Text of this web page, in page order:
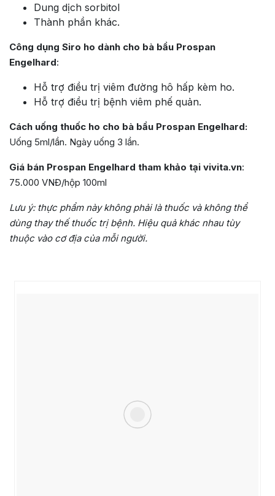
Dung dịch sorbitol
Thành phần khác.
Công dụng Siro ho dành cho bà bầu Prospan
Engelhard:
Hỗ trợ điều trị viêm đường hô hấp kèm ho.
Hỗ trợ điều trị bệnh viêm phế quản.
Cách uống thuốc ho cho bà bầu Prospan Engelhard:
Uống 5ml/lần. Ngày uống 3 lần.
Giá bán Prospan Engelhard tham khảo tại vivita.vn:
75.000 VNĐ/hộp 100ml
Lưu ý: thực phẩm này không phải là thuốc và không thể
dùng thay thế thuốc trị bệnh. Hiệu quả khác nhau tùy
thuộc vào cơ địa của mỗi người.